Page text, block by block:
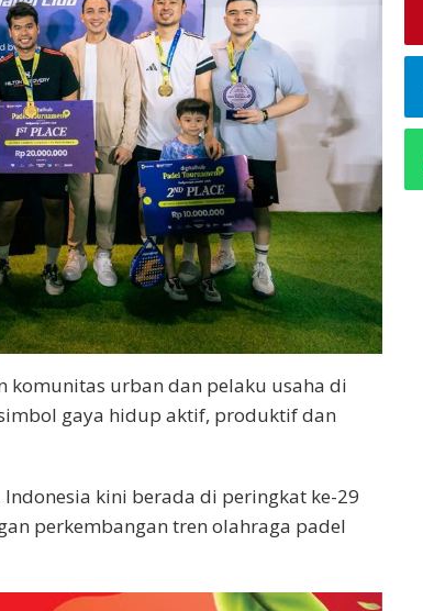
komunitas urban dan pelaku usaha di
gaya hidup aktif, produktif dan
kini berada di peringkat ke-29
perkembangan tren olahraga padel